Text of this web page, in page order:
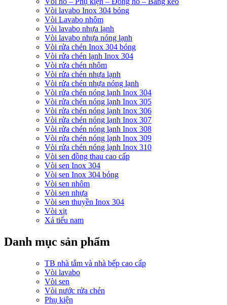
Vòi lavabo Inox 304 bóng
Vòi Lavabo nhôm
Vòi lavabo nhựa lạnh
Vòi lavabo nhựa nóng lạnh
Vòi rửa chén Inox 304 bóng
Vòi rửa chén lạnh Inox 304
Vòi rửa chén nhôm
Vòi rửa chén nhựa lạnh
Vòi rửa chén nhựa nóng lạnh
Vòi rửa chén nóng lạnh Inox 304
Vòi rửa chén nóng lạnh Inox 305
Vòi rửa chén nóng lạnh Inox 306
Vòi rửa chén nóng lạnh Inox 307
Vòi rửa chén nóng lạnh Inox 308
Vòi rửa chén nóng lạnh Inox 309
Vòi rửa chén nóng lạnh Inox 310
Vòi sen đồng thau cao cấp
Vòi sen Inox 304
Vòi sen Inox 304 bóng
Vòi sen nhôm
Vòi sen nhựa
Vòi sen thuyền Inox 304
Vòi xịt
Xả tiểu nam
Danh mục sản phẩm
TB nhà tắm và nhà bếp cao cấp
Vòi lavabo
Vòi sen
Vòi nước rửa chén
Phụ kiện